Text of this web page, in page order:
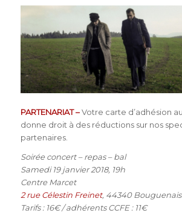
PARTENARIAT –Votre carte d’adhésion
donne droit à des réductions sur nos
partenaires.
Soirée concert – repas – bal
Samedi 19 janvier 2018, 19h
Centre Marcet
2 rue Célestin Freinet, 44340 Bouguenais
Tarifs : 16€ / adhérents CCFE : 11€